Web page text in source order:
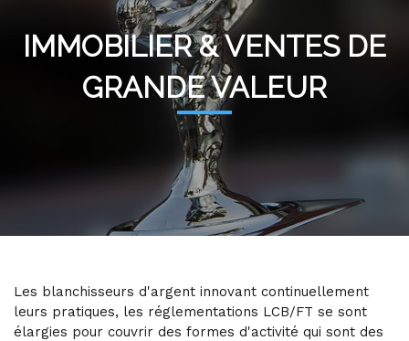
IMMOBILIER & VENTES DE
GRANDE VALEUR
Les blanchisseurs d'argent innovant continuellement
leurs pratiques, les réglementations LCB/FT se sont
élargies pour couvrir des formes d'activité qui sont des